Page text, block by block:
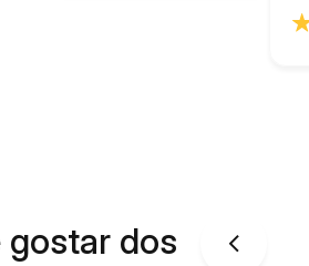
gostar dos